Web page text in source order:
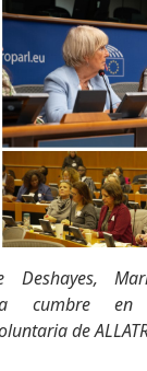
Deshayes,
cumbre en
de